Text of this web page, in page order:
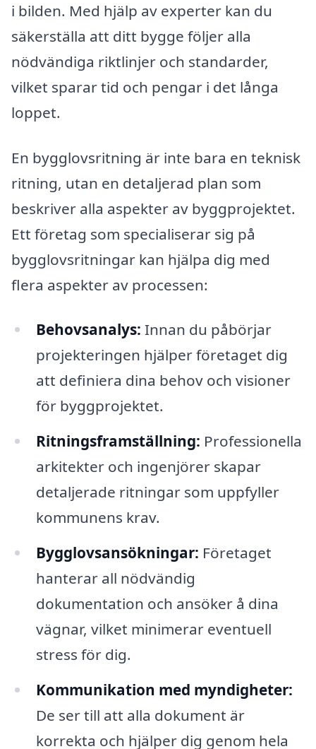
i bilden. Med hjälp av experter kan du
säkerställa att ditt bygge följer alla
nödvändiga riktlinjer och standarder,
vilket sparar tid och pengar i det långa
loppet.
En bygglovsritning är inte bara en teknisk
ritning, utan en detaljerad plan som
beskriver alla aspekter av byggprojektet.
Ett företag som specialiserar sig på
bygglovsritningar kan hjälpa dig med
flera aspekter av processen:
Behovsanalys: Innan du påbörjar
projekteringen hjälper företaget dig
att definiera dina behov och visioner
för byggprojektet.
Ritningsframställning: Professionella
arkitekter och ingenjörer skapar
detaljerade ritningar som uppfyller
kommunens krav.
Bygglovsansökningar: Företaget
hanterar all nödvändig
dokumentation och ansöker å dina
vägnar, vilket minimerar eventuell
stress för dig.
Kommunikation med myndigheter:
De ser till att alla dokument är
korrekta och hjälper dig genom hela